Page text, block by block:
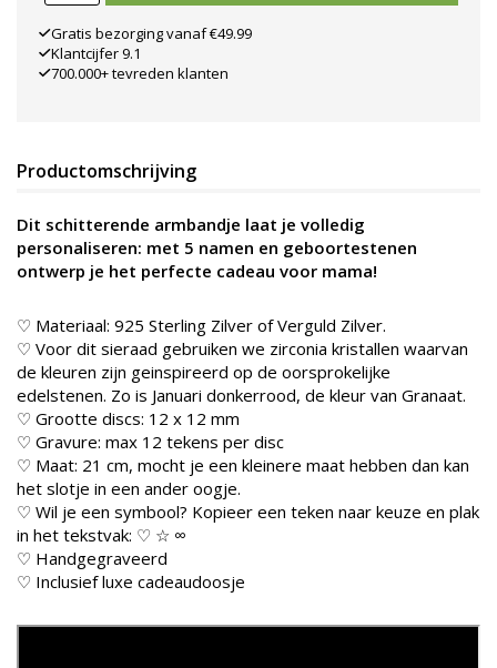
Gratis bezorging vanaf €49.99
Klantcijfer 9.1
700.000+ tevreden klanten
Productomschrijving
Dit schitterende armbandje laat je volledig
personaliseren: met 5 namen en geboortestenen
ontwerp je het perfecte cadeau voor mama!
♡ Materiaal: 925 Sterling Zilver of Verguld Zilver.
♡ Voor dit sieraad gebruiken we zirconia kristallen waarvan
de kleuren zijn geinspireerd op de oorsprokelijke
edelstenen. Zo is Januari donkerrood, de kleur van Granaat.
♡ Grootte discs: 12 x 12 mm
♡ Gravure: max 12 tekens per disc
♡ Maat: 21 cm, mocht je een kleinere maat hebben dan kan
het slotje in een ander oogje.
♡ Wil je een symbool? Kopieer een teken naar keuze en plak
in het tekstvak: ♡ ☆ ∞
♡ Handgegraveerd
♡ Inclusief luxe cadeaudoosje